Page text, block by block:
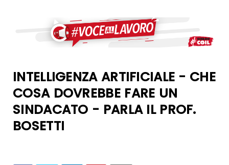
INTELLIGENZA ARTIFICIALE - CHE
COSA DOVREBBE FARE UN
SINDACATO - PARLA IL PROF.
BOSETTI